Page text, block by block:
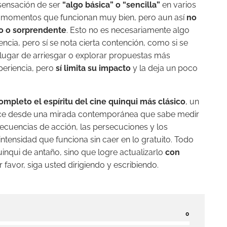
de ser “algo básica” o “sencilla” en varios
que funcionan muy bien, pero aun así no
o sorprendente. Esto no es necesariamente algo
pero sí se nota cierta contención, como si se
de arriesgar o explorar propuestas más
pero sí limita su impacto y la deja un poco
el espíritu del cine quinqui más clásico, un
desde una mirada contemporánea que sabe medir
de acción, las persecuciones y los
que funciona sin caer en lo gratuito. Todo
de antaño, sino que logre actualizarlo con
favor, siga usted dirigiendo y escribiendo.
0